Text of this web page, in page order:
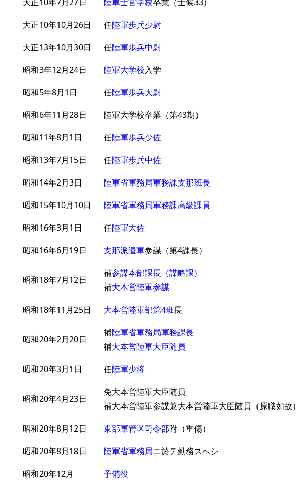
大正10年10月26日
任陸軍歩兵少尉
大正13年10月30日
任陸軍歩兵中尉
昭和3年12月24日
陸軍大学校入学
昭和5年8月1日
任陸軍歩兵大尉
昭和6年11月28日
陸軍大学校卒業（第43期）
昭和11年8月1日
任陸軍歩兵少佐
昭和13年7月15日
任陸軍歩兵中佐
昭和14年2月3日
陸軍省軍務局軍務課支那班長
昭和15年10月10日
陸軍省軍務局軍務課高級課員
昭和16年3月1日
任陸軍大佐
昭和16年6月19日
支那派遣軍参謀（第4課長）
昭和18年7月12日
補参謀本部課長（謀略課）
補大本営陸軍参謀
昭和18年11月25日
大本営陸軍部第4班長
昭和20年2月20日
補陸軍省軍務局軍務課長
補大本営陸軍大臣随員
昭和20年3月1日
任陸軍少将
昭和20年4月23日
免大本営陸軍大臣随員
補大本営陸軍参謀兼大本営陸軍大臣随員（原職如故）
昭和20年8月12日
東部軍管区司令部附（重傷）
昭和20年8月18日
陸軍省軍務局ニ於テ勤務スヘシ
昭和20年12月
予備役